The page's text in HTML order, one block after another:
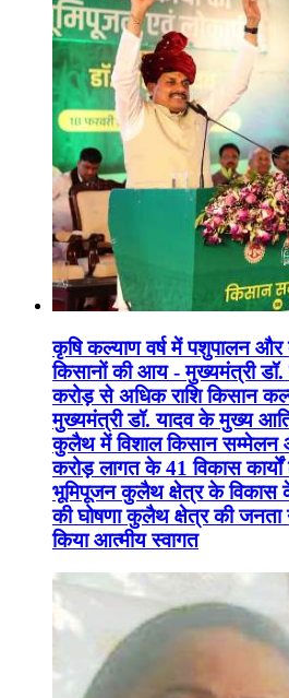
कृषि कल्याण वर्ष में पशुपालन और
किसानों की आय - मुख्यमंत्री डॉ.
करोड़ से अधिक राशि किसान
मुख्यमंत्री डॉ. यादव के मुख्य
कुलैथ में विशाल किसान सम्मेलन
करोड़ लागत के 41 विकास कार्यों
भूमिपूजन कुलैथ क्षेत्र के विकास
की घोषणा कुलैथ क्षेत्र की जनता
किया आत्मीय स्वागत